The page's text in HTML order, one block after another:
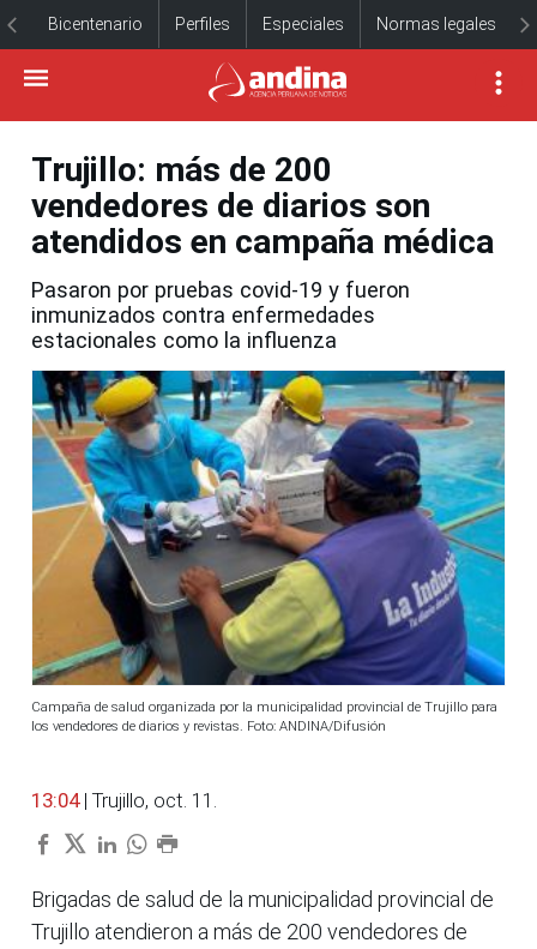
Bicentenario Perfiles Especiales Normas legales
Trujillo: más de 200
vendedores de diarios son
atendidos en campaña médica
Pasaron por pruebas covid-19 y fueron
inmunizados contra enfermedades
estacionales como la influenza
Campaña de salud organizada por la municipalidad provincial de Trujillo para
los vendedores de diarios y revistas. Foto: ANDINA/Difusión
13:04 | Trujillo, oct. 11.
Brigadas de salud de la municipalidad provincial de
Trujillo atendieron a más de 200 vendedores de